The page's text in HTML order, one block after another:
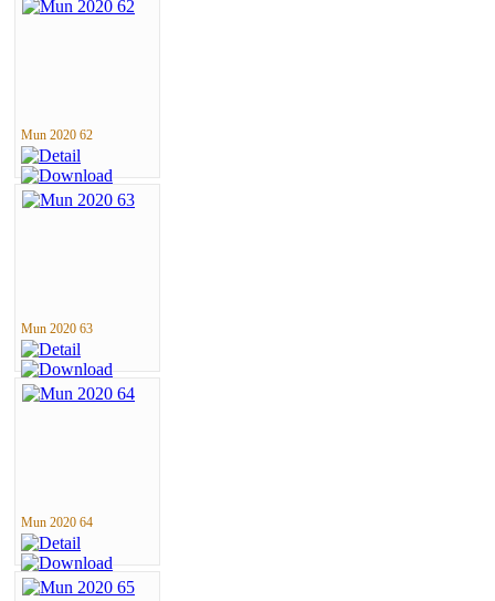
Mun 2020 62
Mun 2020 63
Mun 2020 64